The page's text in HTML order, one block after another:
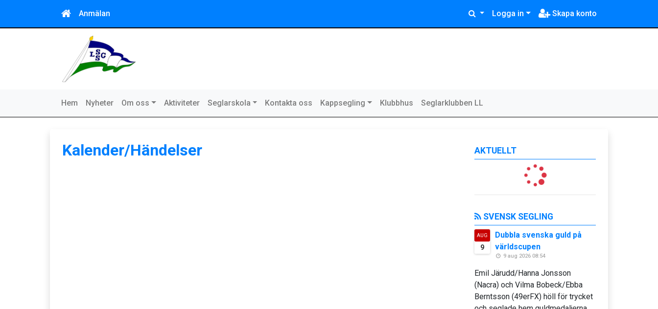
Anmälan Logga in Skapa konto
Hem Nyheter Om oss Aktiviteter Seglarskola Kontakta oss Kappsegling Klubbhus Seglarklubben LL
Kalender/Händelser AKTUELLT
SVENSK SEGLING
AUG
9
Dubbla svenska guld på
världscupen
9 aug 2026 08:54
Emil Järudd/Hanna Jonsson
(Nacra) och Vilma Bobeck/Ebba
Berntsson (49erFX) höll för trycket